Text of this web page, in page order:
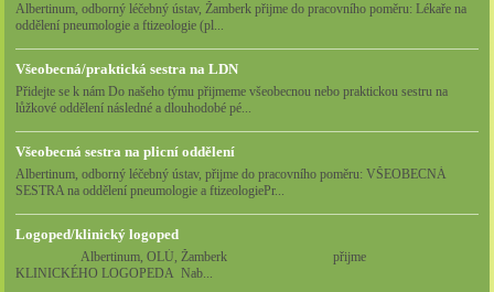
Albertinum, odborný léčebný ústav, Žamberk přijme do pracovního poměru: Lékaře na
oddělení pneumologie a ftizeologie (pl...
Všeobecná/praktická sestra na LDN
Přidejte se k nám Do našeho týmu přijmeme všeobecnou nebo praktickou sestru na
lůžkové oddělení následné a dlouhodobé pé...
Všeobecná sestra na plicní oddělení
Albertinum, odborný léčebný ústav, přijme do pracovního poměru: VŠEOBECNÁ
SESTRA na oddělení pneumologie a ftizeologiePr...
Logoped/klinický logoped
Albertinum, OLÚ, Žamberk přijme
KLINICKÉHO LOGOPEDA Nab...